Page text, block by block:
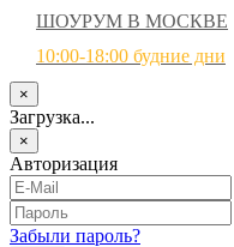
ШОУРУМ В МОСКВЕ
10:00-18:00 будние дни
×
Загрузка...
×
Авторизация
Забыли пароль?